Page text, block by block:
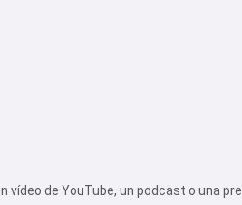
de YouTube, un podcast o una